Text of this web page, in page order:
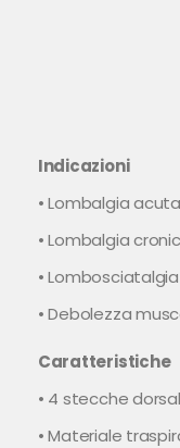
Indicazioni
• Lombalgia acuta
• Lombalgia
• Lombosciatalgia
• Debolezza
Caratteristiche
• 4 stecche
• Materiale